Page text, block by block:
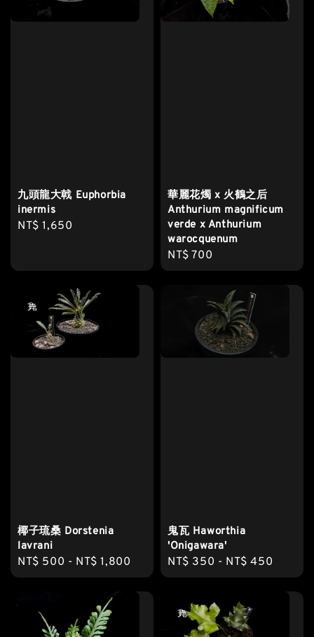
九頭龍大戟 Euphorbia
inermis
Regular
NT$ 1,650
華麗花燭 x 火鶴之后
Anthurium magnificum
verde x Anthurium
warocquenum
Regular
price
NT$ 700
椰子琉桑 Dorstenia
lavrani
Regular
price
NT$ 500 - NT$ 1,800
鬼瓦 Haworthia
'Onigawara'
Regular
price
NT$ 350 - NT$ 450